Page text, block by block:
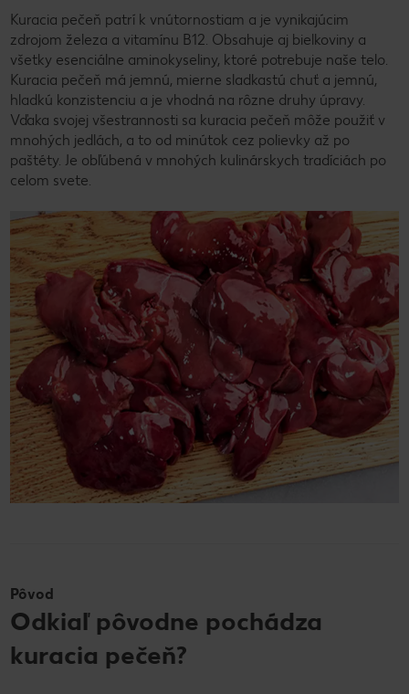
Kuracia pečeň patrí k vnútornostiam a je vynikajúcim
zdrojom železa a vitamínu B12. Obsahuje aj bielkoviny a
všetky esenciálne aminokyseliny, ktoré potrebuje naše telo.
Kuracia pečeň má jemnú, mierne sladkastú chuť a jemnú,
hladkú konzistenciu a je vhodná na rôzne druhy úpravy.
Vďaka svojej všestrannosti sa kuracia pečeň môže použiť v
mnohých jedlách, a to od minútok cez polievky až po
paštéty. Je obľúbená v mnohých kulinárskych tradíciách po
celom svete.
Pôvod
Odkiaľ pôvodne pochádza
kuracia pečeň?